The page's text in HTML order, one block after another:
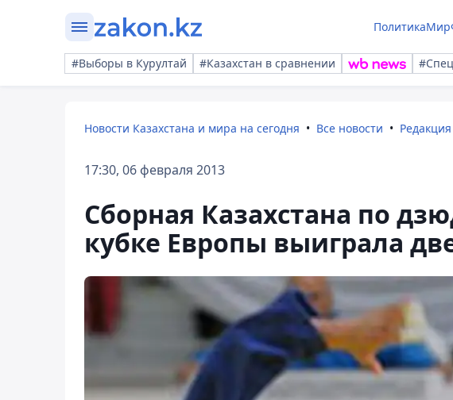
ПолитикаМир
#Выборы в Курултай #Казахстан в сравнении
Новости Казахстана и мира на сегодня Все новости
17:30, 06 февраля 2013
Сборная Казахстана по
кубке Европы выиграла